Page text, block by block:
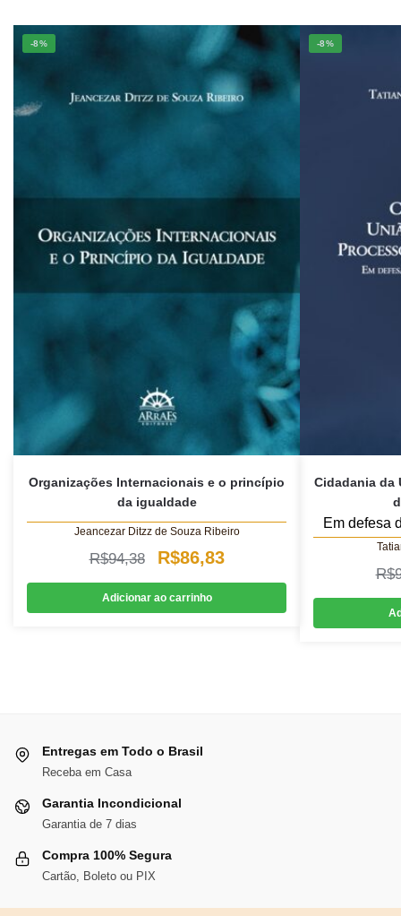
-8%
Organizações Internacionais e o princípio
da igualdade
Jeancezar Ditzz de Souza Ribeiro
R$94,38
O
preço
original
R$86,83O
preço
atual
Adicionar ao carrinho
-8%
Cidadania da
Em defesa
R$
Entregas em Todo o Brasil
Receba em Casa
Garantia Incondicional
Garantia de 7 dias
Compra 100% Segura
Cartão, Boleto ou PIX